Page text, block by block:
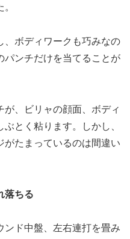
、ボディワークも巧みなの
パンチだけを当てることが
、ビリャの顔面、ボディ
とく粘ります。しかし、
がたまっているのは間違い
落ちる
ンド中盤、左右連打を畳み